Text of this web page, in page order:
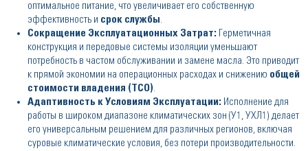
оптимальное питание, что увеличивает его собственную
эффективность и срок службы.
Сокращение Эксплуатационных Затрат: Герметичная
конструкция и передовые системы изоляции уменьшают
потребность в частом обслуживании и замене масла. Это приводит
к прямой экономии на операционных расходах и снижению общей
стоимости владения (TCO).
Адаптивность к Условиям Эксплуатации: Исполнение для
работы в широком диапазоне климатических зон (У1, УХЛ1) делает
его универсальным решением для различных регионов, включая
суровые климатические условия, без потери производительности.